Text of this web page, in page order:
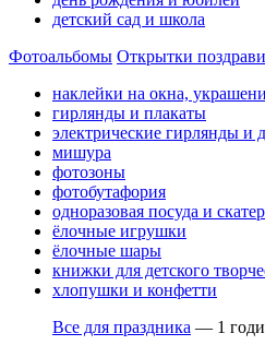
детский сад и школа
Фотоальбомы Открытки
наклейки на окна,
гирлянды и плакаты
электрические гирлянды и
мишура
фотозоны
фотобутафория
одноразовая посуда и
ёлочные игрушки
ёлочные шары
книжки для детского
хлопушки и конфетти
Все для праздника — 1